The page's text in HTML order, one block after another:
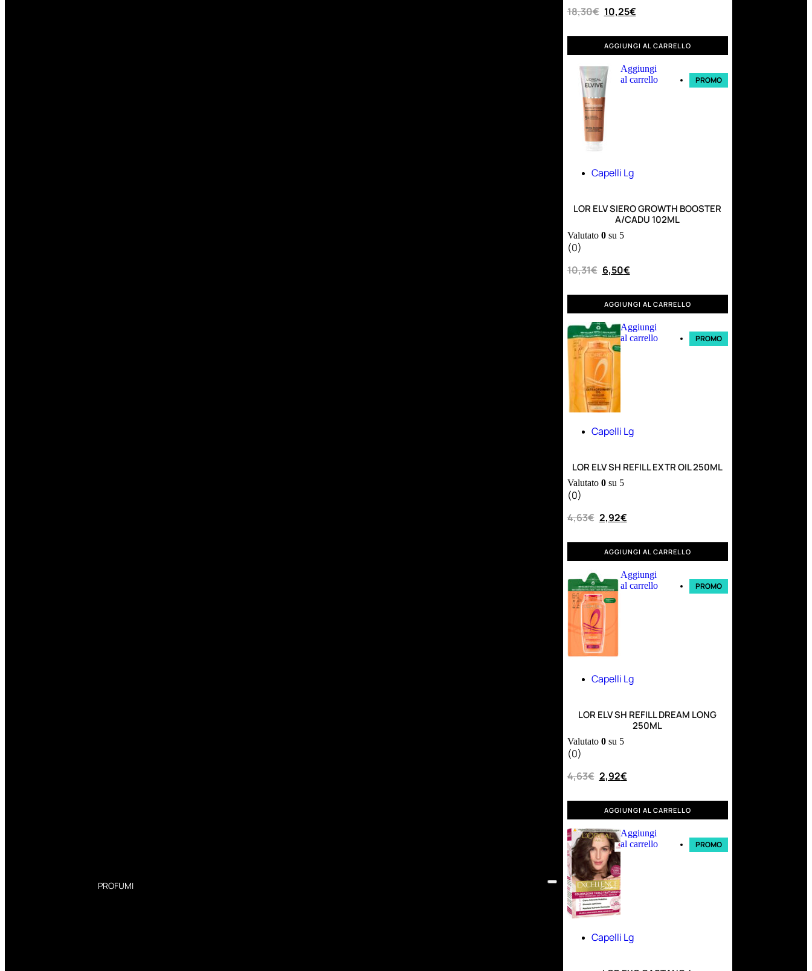
PROFUMI
18,30€ 10,25€
AGGIUNGI AL CARRELLO
Aggiungi
al carrello
PROMO
Capelli Lg
LOR ELV SIERO GROWTH BOOSTER
A/CADU 102ML
Valutato 0su 5
(0)
10,31€ 6,50€
AGGIUNGI AL CARRELLO
Aggiungi
al carrello
PROMO
Capelli Lg
LOR ELV SH REFILL EXTR OIL 250ML
Valutato 0su 5
(0)
4,63€ 2,92€
AGGIUNGI AL CARRELLO
Aggiungi
al carrello
PROMO
Capelli Lg
LOR ELV SH REFILL DREAM LONG
250ML
Valutato 0su 5
(0)
4,63€ 2,92€
AGGIUNGI AL CARRELLO
Aggiungi
al carrello
PROMO
Capelli Lg